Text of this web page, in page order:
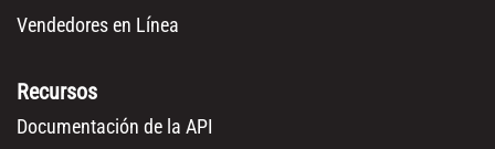
Vendedores en Línea
Recursos
Documentación de la API